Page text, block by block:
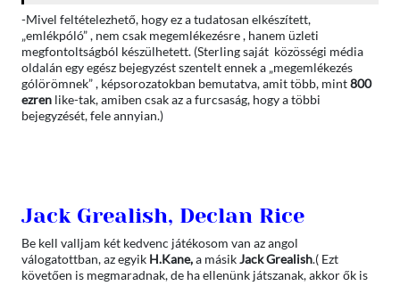
-Mivel feltételezhető, hogy ez a tudatosan elkészített,
„emlékpóló” , nem csak megemlékezésre , hanem üzleti
megfontoltságból készülhetett. (Sterling saját közösségi média
oldalán egy egész bejegyzést szentelt ennek a „megemlékezés
gólörömnek” , képsorozatokban bemutatva, amit több, mint800
ezrenlike-tak, amiben csak az a furcsaság, hogy a többi
bejegyzését, fele annyian.)
Jack Grealish, Declan Rice
Be kell valljam két kedvenc játékosom van az angol
válogatottban, az egyik H.Kane,a másikJack Grealish.( Ezt
követően is megmaradnak, de ha ellenünk játszanak, akkor ők is